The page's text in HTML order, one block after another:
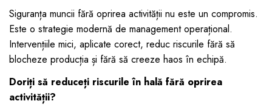
Siguranța muncii fără oprirea activității nu este un compromis.
Este o strategie modernă de management operațional.
Intervențiile mici, aplicate corect, reduc riscurile fără să
blocheze producția și fără să creeze haos în echipă.
Doriți să reduceți riscurile în hală fără oprirea
activității?